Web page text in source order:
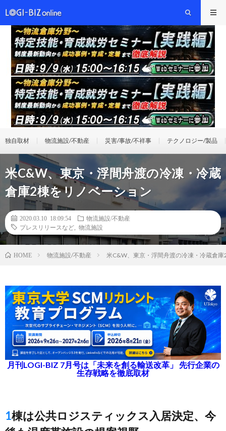
独自取材 物流施設/不動産 災害/事故/不祥事 テクノロジー/製品
米C&W、東京・浮間舟渡の冷凍・冷蔵
倉庫2棟をリノベーション
2020.03.10 18:09:54
物流施設/不動産
プレスリリースなど
物流施設
HOME 物流施設/不動産 米C&W、東京・浮間舟渡の冷凍・冷蔵倉
月刊LOGI-BIZ 7月号は「未来を創る輸送改革」 先行企業の
生存戦略を徹底取材
1棟は公共ロジスティックス入居決定、今